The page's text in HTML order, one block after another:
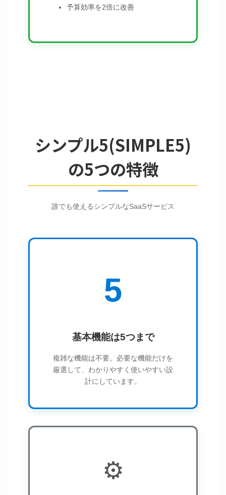
予算効率を2倍に改善
シンプル5(SIMPLE5)
の5つの特徴
誰でも使えるシンプルなSaaSサービス
5
基本機能は5つまで
複雑な機能は不要。必要な機能だけを
厳選して、わかりやすく使いやすい設
計にしています。
⚙️